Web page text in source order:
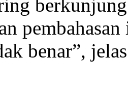
benar”,